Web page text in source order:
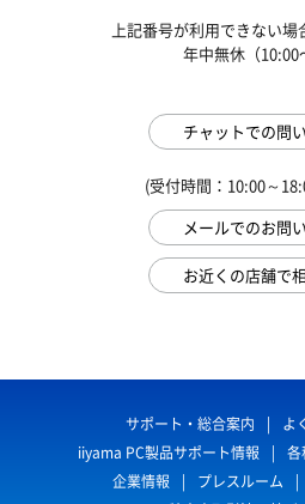
上記番号が利用できない
年中無休（10:00
チャットでの問
(受付時間：10:00～
メールでのお問
お近くの店舗で
サポート・総合案内
よ
iiyama PC製品サポート情報
各
企業情報
プレスルーム